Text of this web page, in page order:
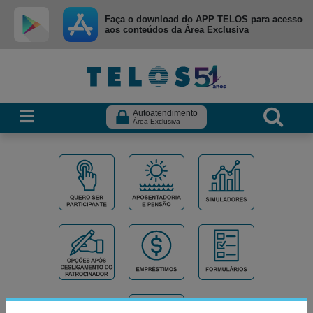
Ir para menu principal
Ir para conteúdo
Faça o download do APP TELOS para acesso
aos conteúdos da Área Exclusiva
Autoatendimento
Área Exclusiva